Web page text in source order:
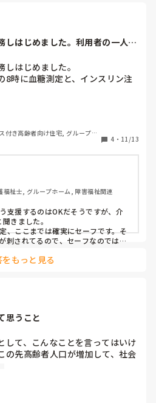
しはじめました。利用者の一人の
はじめました。
8時に血糖測定と、インスリン注
くれてた方にインスリンのやり
、看護職員でもないのになぜ聞く
とこへ行って見てみると、ヘルパ
し、利用者は、針を刺し血糖測
腹をヘルパーが何度かつまみ消
ーが注射器を利用者と一緒に持
いました。ここまでが夜勤の仕事
ルパーがしてもいいのですか？医
た気がするのですが、グレーす
、薬がセットされてるとこを確認
ないといけない薬がなかったり
ていて…薬箱を確認すると、利用
ていたので、利用者の名前の一
おいでと誘われてるのですが、悩
付き高齢者向け住宅, グループホ
4 ・ 11/13
福祉士, グループホーム, 障害福祉関連
支援するのはOKだそうですが、介
きました。
、ここまでは確実にセーフです。そ
刺されてるので、セーフなのではな
いやつに関してはNGですね。一包化
をもっと見る
思うこと
して、こんなことを言ってはいけ
の先高齢者人口が増加して、社会
会保険料の負担も増えていくなか
くべきか議論すべきときではない